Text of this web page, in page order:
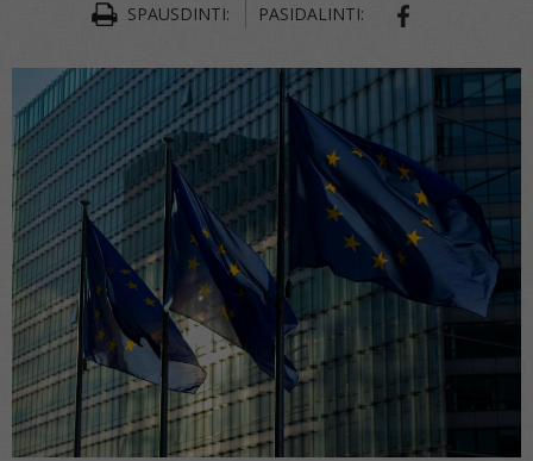
SPAUSDINTI: PASIDALINTI: